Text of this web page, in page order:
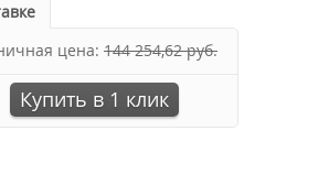
цена: 144 254,62 руб.
Купить в 1 клик